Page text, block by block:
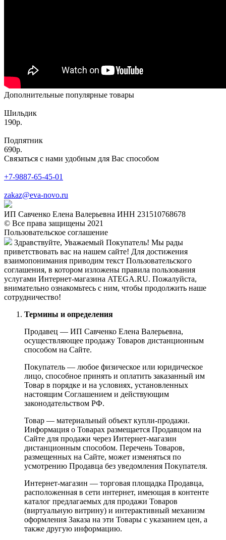
Дополнительные популярные товары
Шильдик
190р.
Подпятник
690р.
Связаться с нами удобным для Вас способом
+7-9887-65-45-01
zakaz@eva-novo.ru
ИП Савченко Елена Валерьевна ИНН 231510768678
© Все права защищены 2021
Пользовательское соглашение
Здравствуйте, Уважаемый Покупатель! Мы рады
приветствовать вас на нашем сайте! Для достижения
взаимопонимания приводим текст Пользовательского
соглашения, в котором изложены правила пользования
услугами Интернет-магазина ATEGA.RU. Пожалуйста,
внимательно ознакомьтесь с ним, чтобы продолжить наше
сотрудничество!
Термины и определения
Продавец — ИП Савченко Елена Валерьевна,
осуществляющее продажу Товаров дистанционным
способом на Сайте.
Покупатель — любое физическое или юридическое
лицо, способное принять и оплатить заказанный им
Товар в порядке и на условиях, установленных
настоящим Соглашением и действующим
законодательством РФ.
Товар — материальный объект купли-продажи.
Информация о Товарах размещается Продавцом на
Сайте для продажи через Интернет-магазин
дистанционным способом. Перечень Товаров,
размещенных на Сайте, может изменяться по
усмотрению Продавца без уведомления Покупателя.
Интернет-магазин — торговая площадка Продавца,
расположенная в сети интернет, имеющая в контенте
каталог предлагаемых для продажи Товаров
(виртуальную витрину) и интерактивный механизм
оформления Заказа на эти Товары с указанием цен, а
также другую информацию.